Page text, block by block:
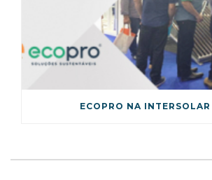
ECOPRO NA